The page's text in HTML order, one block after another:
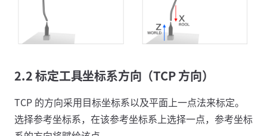
2.2 标定工具坐标系方向（TCP 方向）
TCP 的方向采用目标坐标系以及平面上一点法来标定。
选择参考坐标系，在该参考坐标系上选择一点，参考坐标